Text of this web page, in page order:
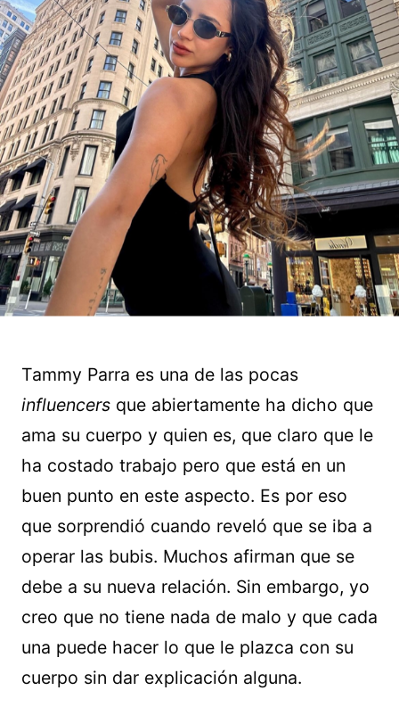
Tammy Parra es una de las pocas
influencers que abiertamente ha dicho que
ama su cuerpo y quien es, que claro que le
ha costado trabajo pero que está en un
buen punto en este aspecto. Es por eso
que sorprendió cuando reveló que se iba a
operar las bubis. Muchos afirman que se
debe a su nueva relación. Sin embargo, yo
creo que no tiene nada de malo y que cada
una puede hacer lo que le plazca con su
cuerpo sin dar explicación alguna.